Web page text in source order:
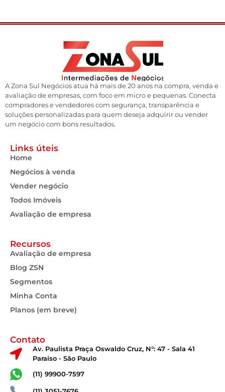
A Zona Sul Negócios atua há mais de 20 anos na compra, venda e
avaliação de empresas, com foco em micro e pequenas. Conecta
compradores e vendedores com segurança, transparência e
soluções personalizadas para quem deseja adquirir ou vender
um negócio com bons resultados.
Links úteis
Home
Negócios à venda
Vender negócio
Todos Imóveis
Avaliação de empresa
Recursos
Avaliação de empresa
Blog ZSN
Segmentos
Minha Conta
Planos (em breve)
Contato
Av. Paulista Praça Oswaldo Cruz, N°: 47 - Sala 41
Paraíso - São Paulo
(11) 99900-7597